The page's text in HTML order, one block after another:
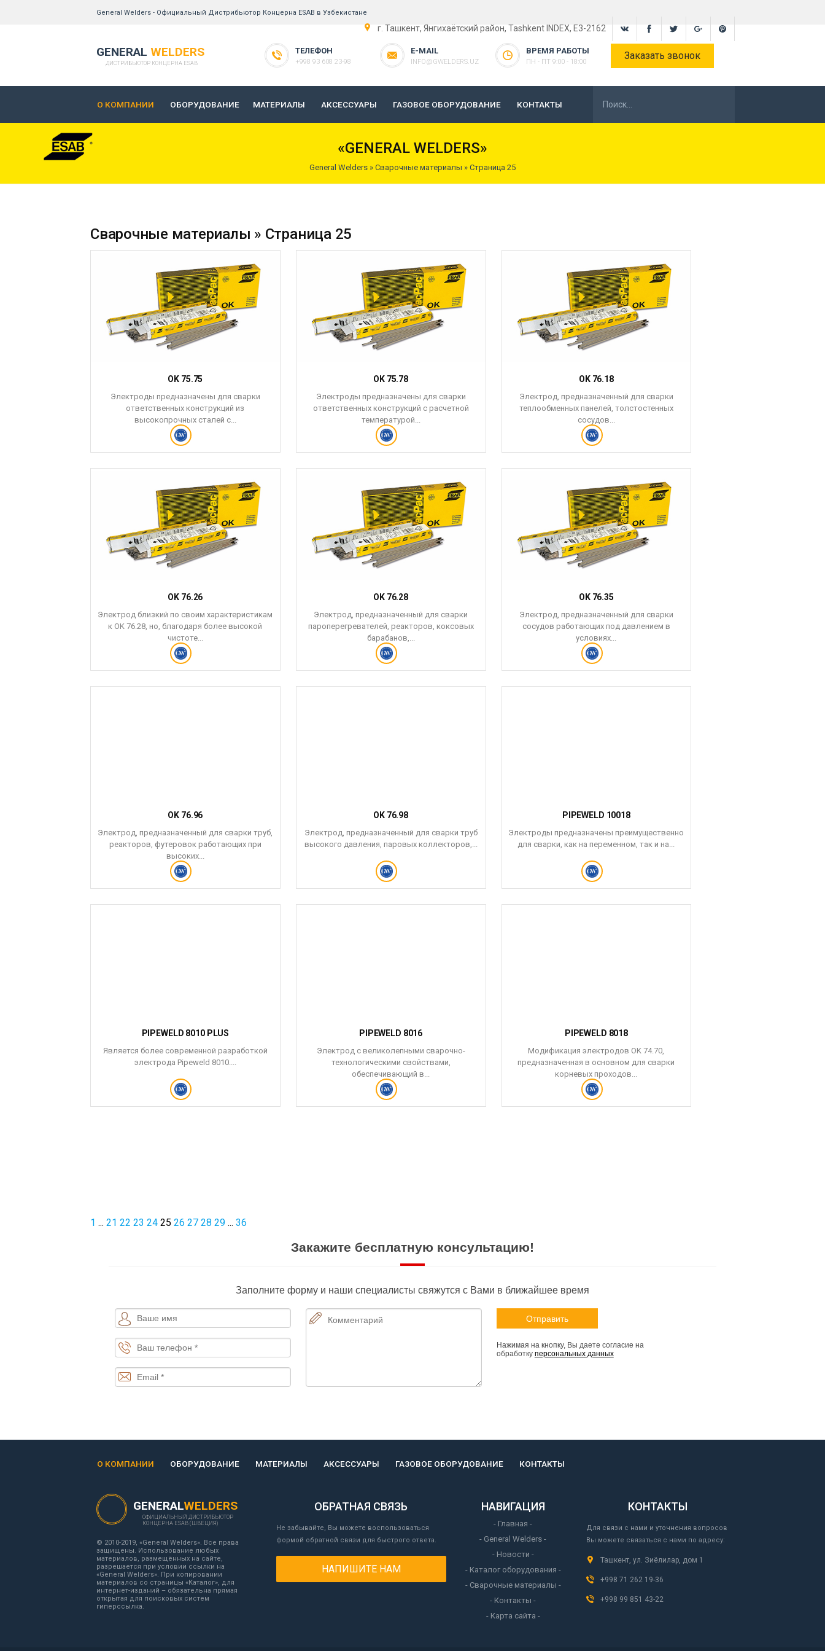
General Welders - Официальный Дистрибьютор Концерна ESAB в Узбекистане
г. Ташкент, Янгихаётский район, Tashkent INDEX, E3-2162
GENERAL WELDERS
ДИСТРИБЬЮТОР КОНЦЕРНА ESAB
ТЕЛЕФОН
+998 93 608 23-98
E-MAIL
INFO@GWELDERS.UZ
ВРЕМЯ РАБОТЫ
ПН - ПТ 9:00 - 18:00
Заказать звонок
О КОМПАНИИ ОБОРУДОВАНИЕ МАТЕРИАЛЫ АКСЕССУАРЫ ГАЗОВОЕ ОБОРУДОВАНИЕ КОНТАКТЫ
«GENERAL WELDERS»
General Welders » Сварочные материалы » Страница 25
Сварочные материалы » Страница 25
OK 75.75
Электроды предназначены для сварки
ответственных конструкций из
высокопрочных сталей с...
OK 75.78
Электроды предназначены для сварки
ответственных конструкций с расчетной
температурой...
OK 76.18
Электрод, предназначенный для сварки
теплообменных панелей, толстостенных
сосудов...
OK 76.26
Электрод близкий по своим характеристикам
к OK 76.28, но, благодаря более высокой
чистоте...
OK 76.28
Электрод, предназначенный для сварки
пароперегревателей, реакторов, коксовых
барабанов,...
OK 76.35
Электрод, предназначенный для сварки
сосудов работающих под давлением в
условиях...
OK 76.96
Электрод, предназначенный для сварки труб,
реакторов, футеровок работающих при
высоких...
OK 76.98
Электрод, предназначенный для сварки труб
высокого давления, паровых коллекторов,...
PIPEWELD 10018
Электроды предназначены преимущественно
для сварки, как на переменном, так и на...
PIPEWELD 8010 PLUS
Является более современной разработкой
электрода Pipeweld 8010....
PIPEWELD 8016
Электрод с великолепными сварочно-
технологическими свойствами,
обеспечивающий в...
PIPEWELD 8018
Модификация электродов OK 74.70,
предназначенная в основном для сварки
корневых проходов...
1 ... 21 22 23 24 25 26 27 28 29 ... 36
Закажите бесплатную консультацию!
Заполните форму и наши специалисты свяжутся с Вами в ближайшее время
Нажимая на кнопку, Вы даете согласие на
обработку персональных данных
О КОМПАНИИ ОБОРУДОВАНИЕ МАТЕРИАЛЫ АКСЕССУАРЫ ГАЗОВОЕ ОБОРУДОВАНИЕ КОНТАКТЫ
GENERALWELDERS
ОФИЦИАЛЬНЫЙ ДИСТРИБЬЮТОР
КОНЦЕРНА ESAB (ШВЕЦИЯ)
© 2010-2019, «General Welders». Все права
защищены. Использование любых
материалов, размещённых на сайте,
разрешается при условии ссылки на
«General Welders». При копировании
материалов со страницы «Каталог», для
интернет-изданий – обязательна прямая
открытая для поисковых систем
гиперссылка.
ОБРАТНАЯ СВЯЗЬ
Не забывайте, Вы можете воспользоваться
формой обратной связи для быстрого ответа.
НАПИШИТЕ НАМ
НАВИГАЦИЯ
- Главная -
- General Welders -
- Новости -
- Каталог оборудования -
- Сварочные материалы -
- Контакты -
- Карта сайта -
КОНТАКТЫ
Для связи с нами и уточнения вопросов
Вы можете связаться с нами по адресу:
Ташкент, ул. Зиёлилар, дом 1
+998 71 262 19-36
+998 99 851 43-22